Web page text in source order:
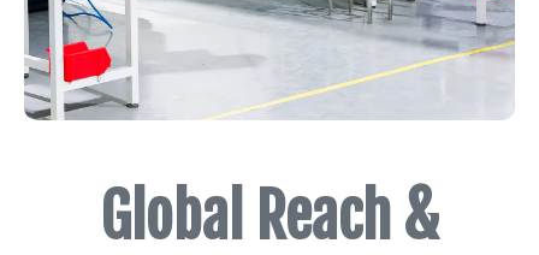
Global Reach &